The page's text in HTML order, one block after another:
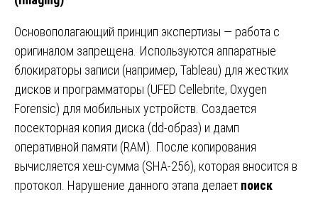
Основополагающий принцип экспертизы — работа с
оригиналом запрещена. Используются аппаратные
блокираторы записи (например, Tableau) для жестких
дисков и программаторы (UFED Cellebrite, Oxygen
Forensic) для мобильных устройств. Создается
посекторная копия диска (dd-образ) и дамп
оперативной памяти (RAM). После копирования
вычисляется хеш-сумма (SHA-256), которая вносится в
протокол. Нарушение данного этапа делает поиск